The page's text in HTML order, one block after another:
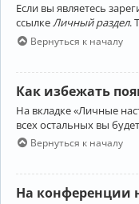
Если вы являетесь
ссылкеЛичный раздел.
Вернуться к началу
Как избежать
На вкладке «Личные
всех остальных вы
Вернуться к началу
На конференции